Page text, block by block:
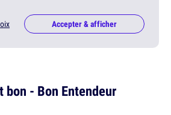
Accepter & afficher
bon - Bon Entendeur